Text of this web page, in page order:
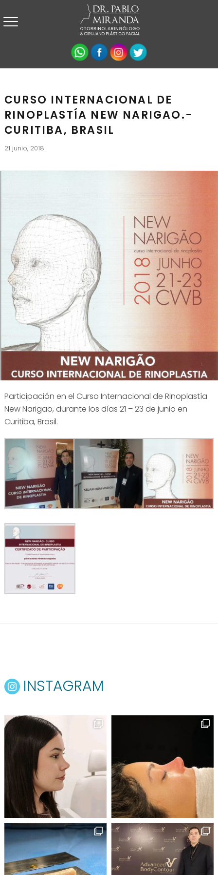
CURSO INTERNACIONAL DE
RINOPLASTÍA NEW NARIGAO.-
CURITIBA, BRASIL
21 junio, 2018
Participación en el Curso Internacional de Rinoplastía
New Narigao, durante los días 21 – 23 de junio en
Curitiba, Brasil.
INSTAGRAM